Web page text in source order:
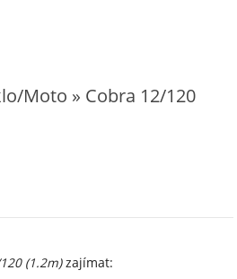
Moto » Cobra 12/120
(1.2m)zajímat: